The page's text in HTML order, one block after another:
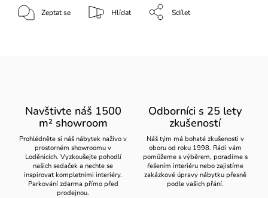
Zeptat se Hlídat Sdílet
Navštivte náš 1500
m² showroom
Prohlédněte si náš nábytek naživo v
prostorném showroomu v
Loděnicích. Vyzkoušejte pohodlí
našich sedaček a nechte se
inspirovat kompletními interiéry.
Parkování zdarma přímo před
prodejnou.
Odborníci s 25 lety
zkušeností
Náš tým má bohaté zkušenosti v
oboru od roku 1998. Rádi vám
pomůžeme s výběrem, poradíme s
řešením interiéru nebo zajistíme
zakázkové úpravy nábytku přesně
podle vašich přání.